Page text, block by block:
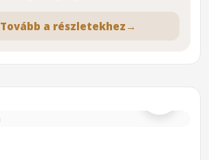
⌕
Tovább a részletekhez →